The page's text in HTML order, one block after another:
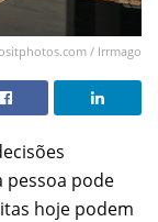
/ Irrmago
pode
hoje podem